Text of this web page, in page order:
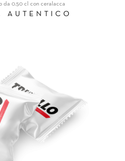
da 0.50 cl con ceralacca
AUTENTICO